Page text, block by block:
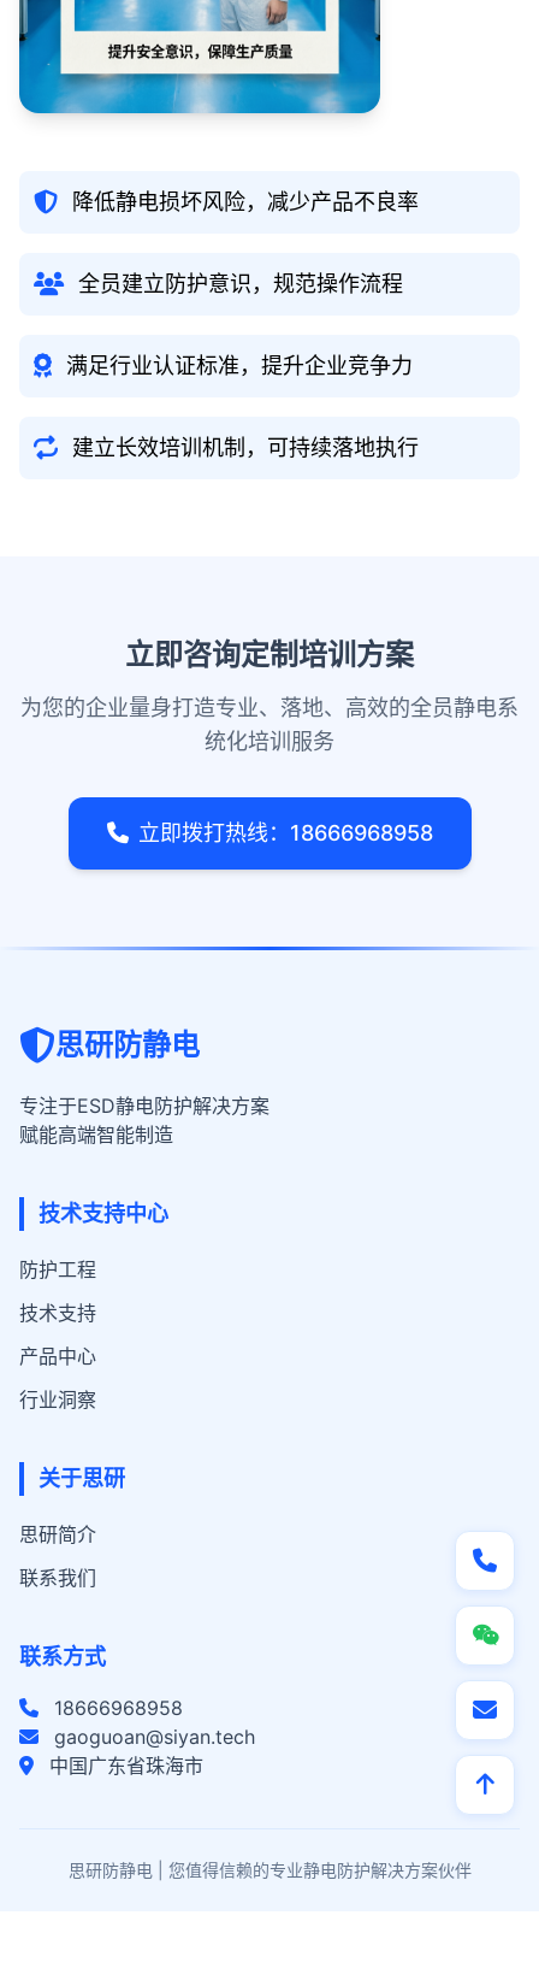
降低静电损坏风险，减少产品不良率
全员建立防护意识，规范操作流程
满足行业认证标准，提升企业竞争力
建立长效培训机制，可持续落地执行
立即咨询定制培训方案
为您的企业量身打造专业、落地、高效的全员静电系
统化培训服务
立即拨打热线：18666968958
思研防静电
专注于ESD静电防护解决方案
赋能高端智能制造
技术支持中心
防护工程
技术支持
产品中心
行业洞察
关于思研
思研简介
联系我们
联系方式
18666968958
gaoguoan@siyan.tech
中国广东省珠海市
思研防静电 | 您值得信赖的专业静电防护解决方案伙伴